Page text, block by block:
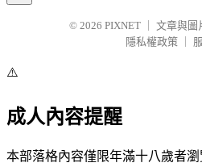
© 2026 PIXNET
文章與圖
隱私權政策
⚠️
成人內容提醒
本部落格內容僅限年滿十八歲者瀏